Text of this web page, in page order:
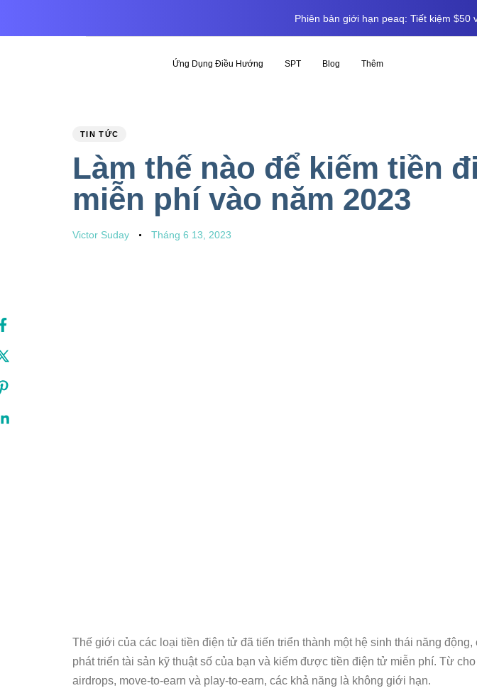
Phiên bản giới hạn peaq: Tiết kiệm $50
Ứng Dụng Điều Hướng SPT Blog Thêm
PUBLISHED
TIN TỨC
Làm thế nào để kiếm tiền
miễn phí vào năm 2023
Author
Victor Suday
Published
Tháng 6 13, 2023
Thế giới của các loại tiền điện tử đã tiến triển thành một hệ sinh thái năng
phát triển tài sản kỹ thuật số của bạn và kiếm được tiền điện tử miễn phí. Từ
airdrops, move-to-earn và play-to-earn, các khả năng là không giới hạn.